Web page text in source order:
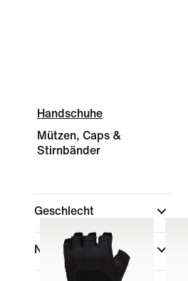
Handschuhe
Mützen, Caps &
Stirnbänder
Geschlecht
Nach Preis anzeigen